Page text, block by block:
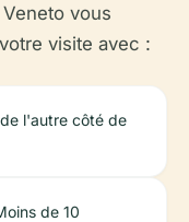
vous
visite avec :
l'autre côté de
de 10